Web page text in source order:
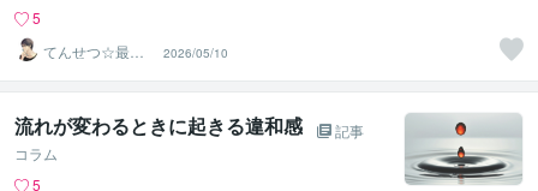
5
てんせつ☆最適
ライフをサポー
トする
2026/05/10
流れが変わるときに起きる違和感
記事
コラム
5